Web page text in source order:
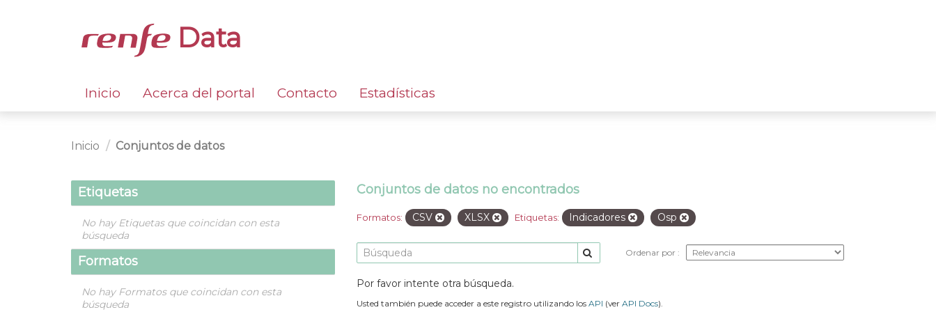
Data
Inicio Acerca del portal Contacto Estadísticas
Inicio Conjuntos de datos
Etiquetas
No hay Etiquetas que coincidan con esta
búsqueda
Formatos
No hay Formatos que coincidan con esta
búsqueda
Conjuntos de datos no encontrados
Formatos: CSV XLSX Etiquetas: Indicadores Osp
Ordenar por
Por favor intente otra búsqueda.
Usted también puede acceder a este registro utilizando los API (ver API Docs).